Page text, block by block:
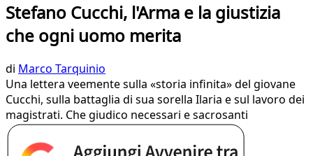
Stefano Cucchi, l'Arma e la giustizia
che ogni uomo merita
di Marco Tarquinio
Una lettera veemente sulla «storia infinita» del giovane
Cucchi, sulla battaglia di sua sorella Ilaria e sul lavoro dei
magistrati. Che giudico necessari e sacrosanti